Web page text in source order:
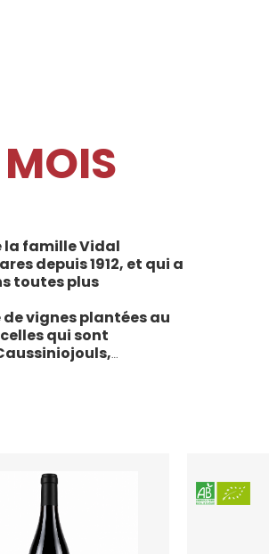
la famille Vidal
depuis 1912, et qui a
toutes plus
vignes plantées au
qui sont
La grande
biologique
certifié du domaine.
respectueuses de
vinifications
est adaptée à chaque
la vie, elle reflète